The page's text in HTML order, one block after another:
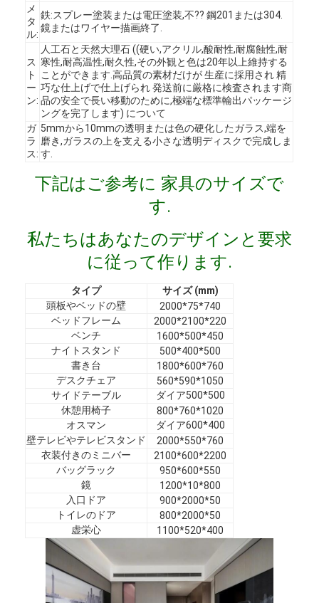
製品
VRショー
私たちについて
工場見学
品質管理
お問い合わせ
ニュース
よくある質問
今雑談しなさい
メ
タ
ル:
鉄:スプレー塗装または電圧塗装,不?? 鋼201または304.
鏡またはワイヤー描画終了.
ス
ト
ー
ン:
人工石と天然大理石 ((硬い,アクリル,酸耐性,耐腐蝕性,耐
寒性,耐高温性,耐久性,その外観と色は20年以上維持する
ことができます.高品質の素材だけが 生産に採用され 精
巧な仕上げで仕上げられ 発送前に厳格に検査されます商
品の安全で長い移動のために,極端な標準輸出パッケージ
ングを完了します) について
ガ
ラ
ス:
5mmから10mmの透明または色の硬化したガラス,端を
磨き,ガラスの上を支える小さな透明ディスクで完成しま
す.
下記はご参考に 家具のサイズで
す.
私たちはあなたのデザインと要求
に従って作ります.
タイプ
サイズ (mm)
頭板やベッドの壁
2000*75*740
ベッドフレーム
2000*2100*220
ベンチ
1600*500*450
ナイトスタンド
500*400*500
書き台
1800*600*760
デスクチェア
560*590*1050
サイドテーブル
ダイア500*500
休憩用椅子
800*760*1020
オスマン
ダイア600*400
壁テレビやテレビスタンド
2000*550*760
衣装付きのミニバー
2100*600*2200
バッグラック
950*600*550
鏡
1200*10*800
入口ドア
900*2000*50
トイレのドア
800*2000*50
虚栄心
1100*520*400